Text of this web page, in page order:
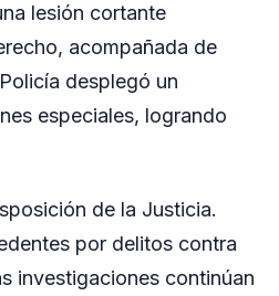
lesión cortante
acompañada de
desplegó un
especiales, logrando
de la Justicia.
por delitos contra
investigaciones continúan